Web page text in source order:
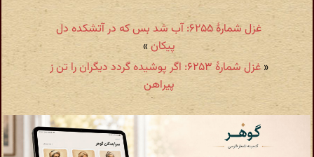
غزل شمارهٔ ۶۲۵۵: آب شد بس که در آتشکده دل
پیکان »
«
غزل شمارهٔ ۶۲۵۳: اگر پوشیده گردد دیگران را تن ز
پیراهن